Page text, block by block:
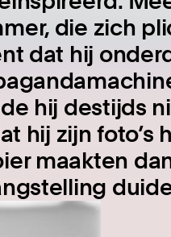
die zich
dat hij
hij destijds
hij zijn
maakten